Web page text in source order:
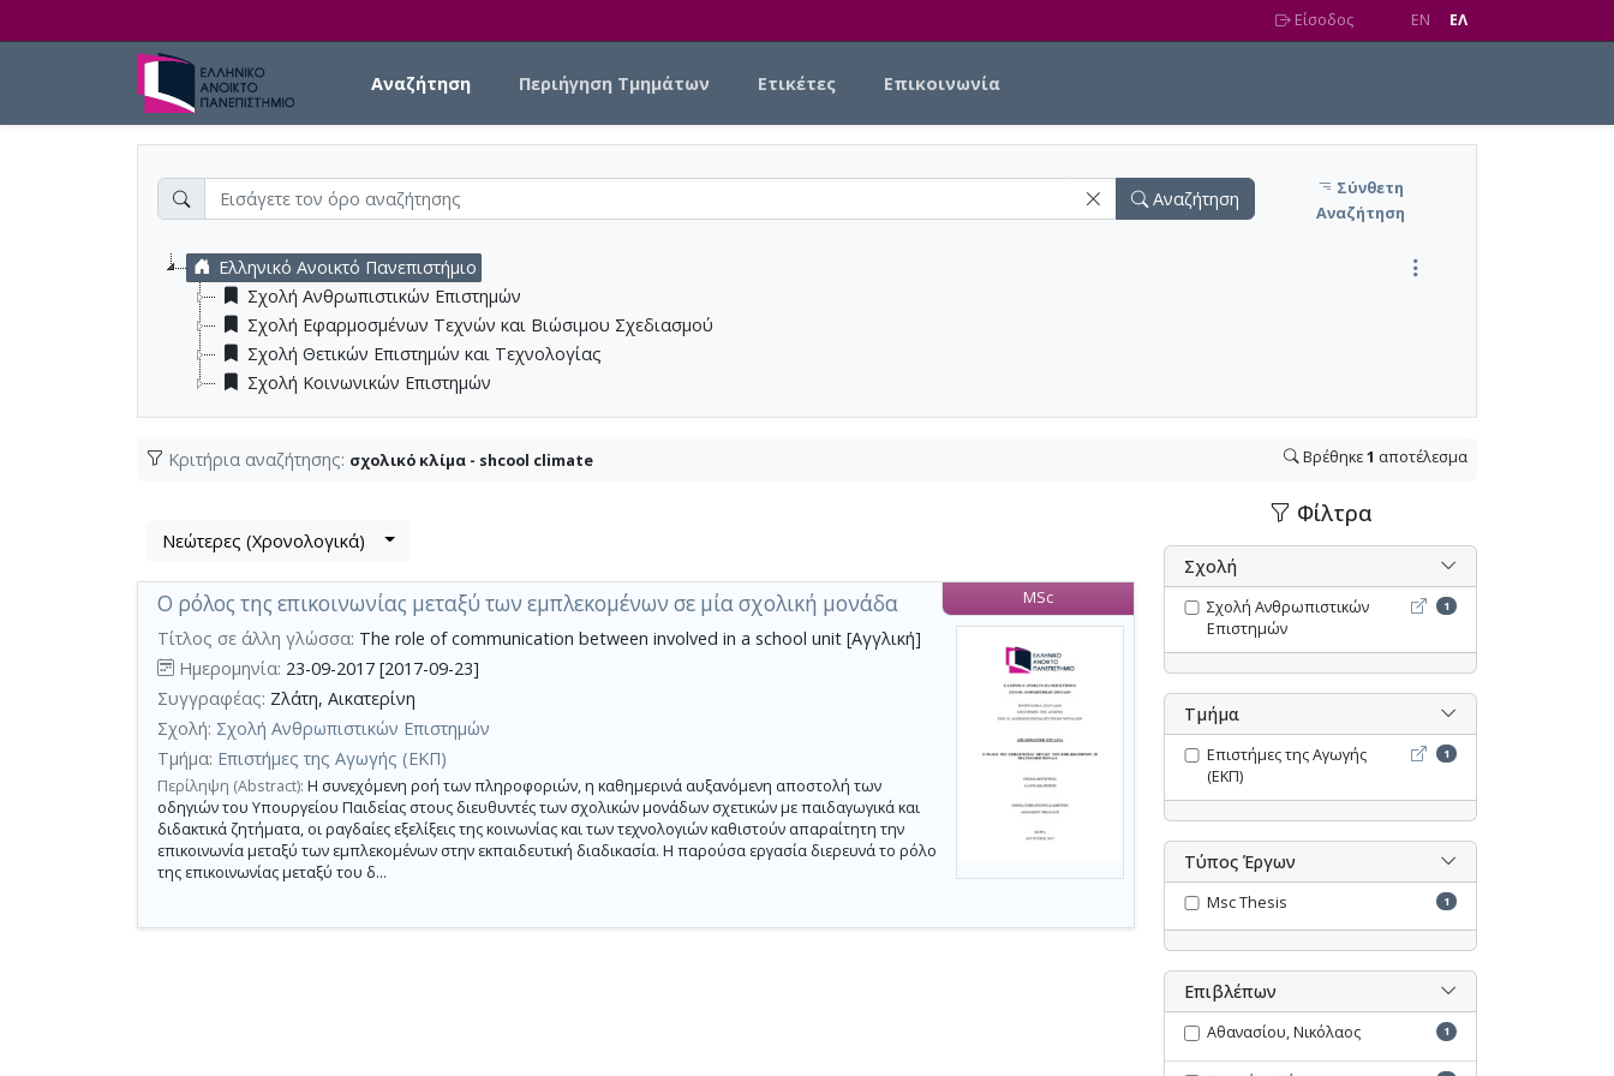
Είσοδος EN EΛ
Αναζήτηση Περιήγηση Τμημάτων Ετικέτες Επικοινωνία
Αναζήτηση
Σύνθετη
Αναζήτηση
Ελληνικό Ανοικτό Πανεπιστήμιο
Σχολή Ανθρωπιστικών Επιστημών
Σχολή Εφαρμοσμένων Τεχνών και Βιώσιμου Σχεδιασμού
Σχολή Θετικών Επιστημών και Τεχνολογίας
Σχολή Κοινωνικών Επιστημών
Κριτήρια αναζήτησης: σχολικό κλίμα - shcool climate Βρέθηκε1 αποτέλεσμα
Βρέθηκε
αποτέλεσμα
,
σύνολο
σελίδων
1.
Εφαρμοζόμενα
κριτήρια
αναζήτησης:
σχολικό
κλίμα
-
shcool
climate
Ακύρωση
Λίστα
τα
αποτελέσματα
αναζήτησης:
Νεώτερες (Χρονολογικά)
Ο ρόλος της επικοινωνίας μεταξύ των εμπλεκομένων σε μία σχολική μονάδα MSc
Τίτλος σε άλλη γλώσσα: The role of communication between involved in a school unit [Αγγλική]
Ημερομηνία: 23-09-2017 [2017-09-23]
Συγγραφέας: Ζλάτη, Αικατερίνη
Σχολή: Σχολή Ανθρωπιστικών Επιστημών
Τμήμα: Επιστήμες της Αγωγής (ΕΚΠ)
Περίληψη (Abstract): Η συνεχόμενη ροή των πληροφοριών, η καθημερινά αυξανόμενη αποστολή των
οδηγιών του Υπουργείου Παιδείας στους διευθυντές των σχολικών μονάδων σχετικών με παιδαγωγικά και
διδακτικά ζητήματα, οι ραγδαίες εξελίξεις της κοινωνίας και των τεχνολογιών καθιστούν απαραίτητη την
επικοινωνία μεταξύ των εμπλεκομένων στην εκπαιδευτική διαδικασία. Η παρούσα εργασία διερευνά το ρόλο
της επικοινωνίας μεταξύ του δ...
Φίλτρα
Σχολή
Σχολή Ανθρωπιστικών
Επιστημών
Σχολή Ανθρωπιστικών
1
Τμήμα
Επιστήμες της Αγωγής
(ΕΚΠ)
Επιστήμες της Αγωγής
1
Τύπος Έργων
Msc Thesis 1
Επιβλέπων
Αθανασίου, Νικόλαος 1